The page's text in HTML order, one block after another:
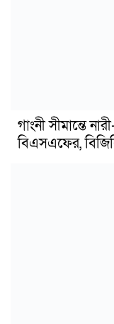
গাংনী সীমান্তে
বিএসএফের,